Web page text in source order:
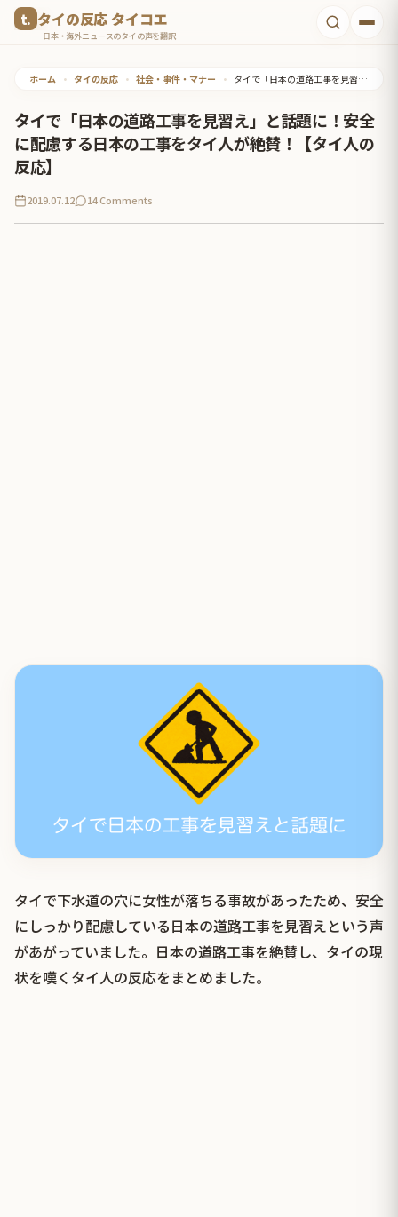
タイの反応 タイコエ
日本・海外ニュースのタイの声を翻訳
ホーム • タイの反応 • 社会・事件・マナー • タイで「日本の道路工事を見習え」と話題に！安全に配慮する日本の工事をタイ人が絶賛！【タイ人の反応】
タイで「日本の道路工事を見習え」と話題に！安全
に配慮する日本の工事をタイ人が絶賛！【タイ人の
反応】
2019.07.12 14 Comments
タイで下水道の穴に女性が落ちる事故があったため、安全
にしっかり配慮している日本の道路工事を見習えという声
があがっていました。日本の道路工事を絶賛し、タイの現
状を嘆くタイ人の反応をまとめました。